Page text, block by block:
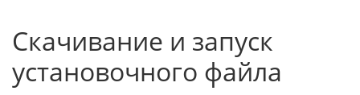
Скачивание и запуск
установочного файла